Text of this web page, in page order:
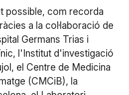
possible, com recorda
a la col·laboració de
Germans Trias i
l'Institut d'investigació
el Centre de Medicina
(CMCiB), la